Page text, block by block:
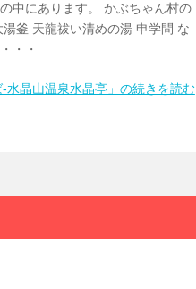
中にあります。 かぶちゃん村の
釜 天龍祓い清めの湯 申学問 な
・・
-水晶山温泉水晶亭」の続きを読む